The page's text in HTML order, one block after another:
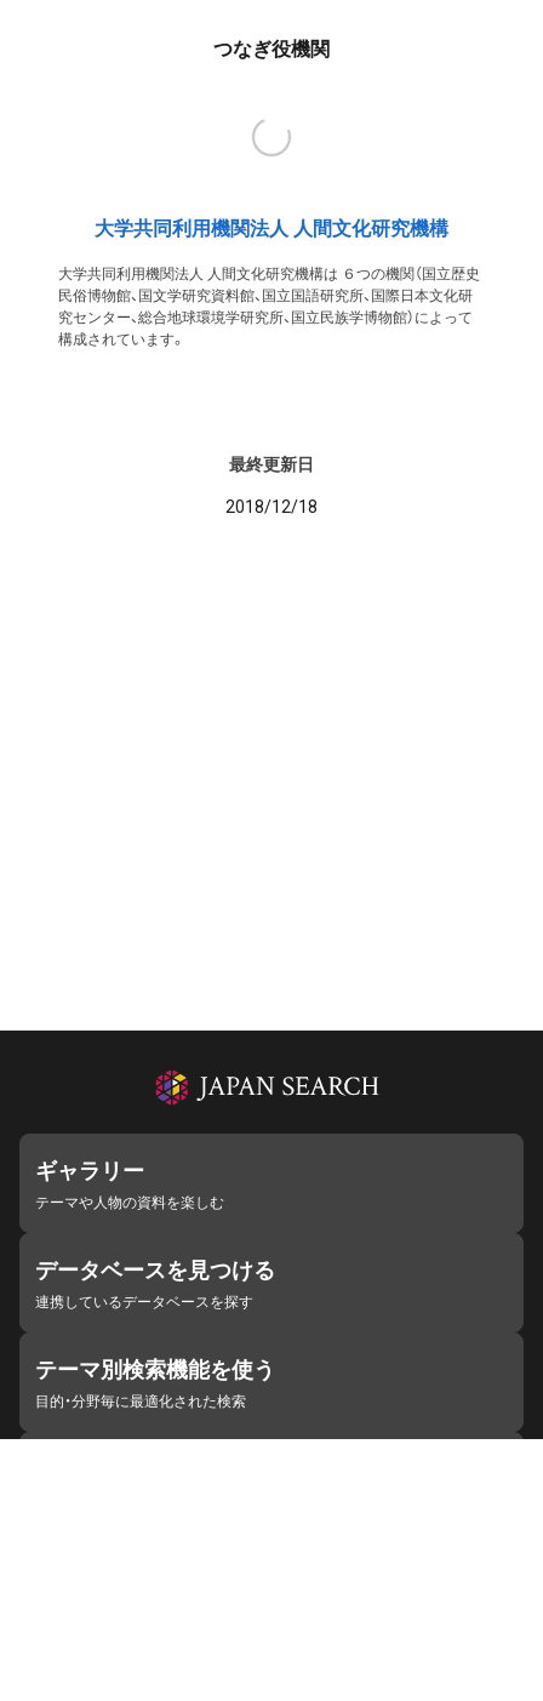
つなぎ役機関
大学共同利用機関法人 人間文化研究機構
大学共同利用機関法人 人間文化研究機構は ６つの機関（国立歴史
民俗博物館、国文学研究資料館、国立国語研究所、国際日本文化研
究センター、総合地球環境学研究所、国立民族学博物館）によって
構成されています。
最終更新日
2018/12/18
ギャラリー
テーマや人物の資料を楽しむ
データベースを見つける
連携しているデータベースを探す
テーマ別検索機能を使う
目的・分野毎に最適化された検索